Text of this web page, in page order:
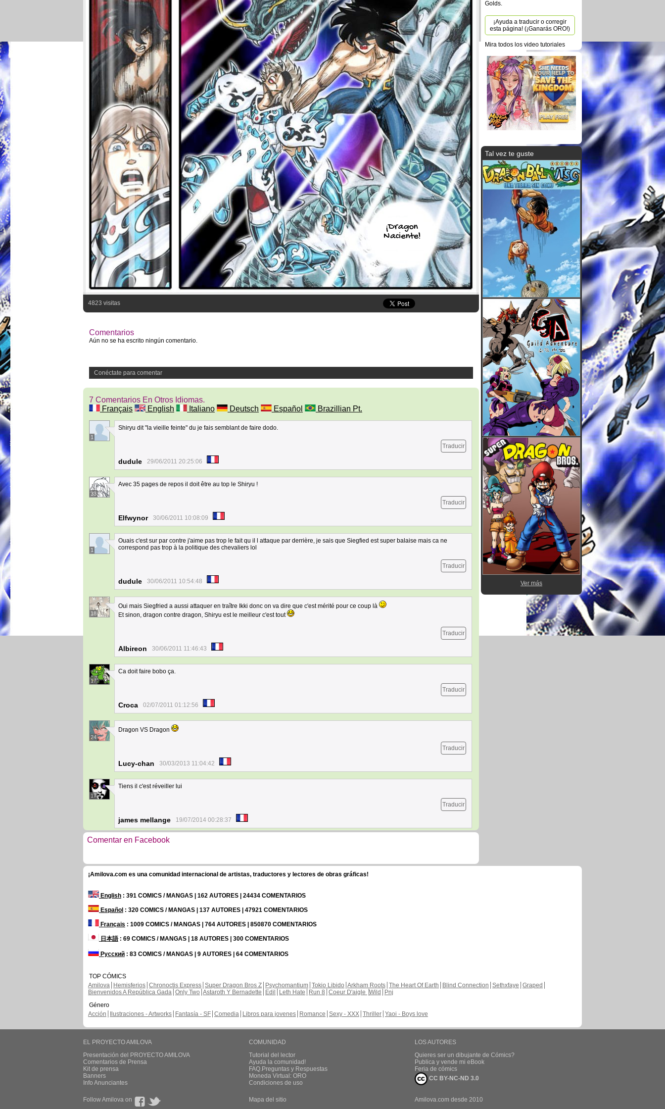
¡Dragon
Naciente!
4823 visitas
Comentarios
Aún no se ha escrito ningún comentario.
Conéctate para comentar
7 Comentarios En Otros Idiomas.
Français
English Italiano Deutsch Español Brazillian Pt.
1
Shiryu dit "la vieille feinte" du je fais semblant de faire dodo.
Traducir
dudule 29/06/2011 20:25:06
33
Avec 35 pages de repos il doit être au top le Shiryu !
Traducir
Elfwynor 30/06/2011 10:08:09
1
Ouais c'est sur par contre j'aime pas trop le fait qu il l attaque par derrière, je sais que Siegfied est super balaise mais ca ne
correspond pas trop à la politique des chevaliers lol
Traducir
dudule 30/06/2011 10:54:48
18
Oui mais Siegfried a aussi attaquer en traître Ikki donc on va dire que c'est mérité pour ce coup là
Et sinon, dragon contre dragon, Shiryu est le meilleur c'est tout
Traducir
Albireon 30/06/2011 11:46:43
17
Ca doit faire bobo ça.
Traducir
Croca 02/07/2011 01:12:56
24
Dragon VS Dragon
Traducir
Lucy-chan 30/03/2013 11:04:42
17
Tiens il c'est réveiller lui
Traducir
james mellange 19/07/2014 00:28:37
Comentar en Facebook
Golds.
¡Ayuda a traducir o corregir
esta página! (¡Ganarás ORO!)
Mira todos los video tutoriales
Tal vez te guste
Ver más
¡Amilova.com es una comunidad internacional de artistas, traductores y lectores de obras gráficas!
English : 391 COMICS / MANGAS | 162 AUTORES | 24434 COMENTARIOS
Español : 320 COMICS / MANGAS | 137 AUTORES | 47921 COMENTARIOS
Français : 1009 COMICS / MANGAS | 764 AUTORES | 850870 COMENTARIOS
日本語: 69 COMICS / MANGAS | 18 AUTORES | 300 COMENTARIOS
Русский : 83 COMICS / MANGAS | 9 AUTORES | 64 COMENTARIOS
TOP CÓMICS
Amilova
Hemisferios Chronoctis Express Super Dragon Bros Z Psychomantium Tokio Libido Arkham Roots The Heart Of Earth Blind Connection Sethxfaye Graped
Bienvenidos A República Gada Only Two Astaroth Y Bernadette Edil Leth Hate Run 8 Coeur D'aigle Wild
Pnj
Género
Acción
Ilustraciones - Artworks Fantasía - SF Comedia Libros para jovenes Romance Sexy - XXX Thriller Yaoi - Boys love
EL PROYECTO AMILOVA
Presentación del PROYECTO AMILOVA
Comentarios de Prensa
Kit de prensa
Banners
Info Anunciantes
COMUNIDAD
Tutorial del lector
Ayuda la comunidad!
FAQ.Preguntas y Respuestas
Moneda Virtual: ORO
Condiciones de uso
LOS AUTORES
Quieres ser un dibujante de Cómics?
Publica y vende mi eBook
Feria de cómics
CC BY-NC-ND 3.0
Follow Amilova on Mapa del sitio Amilova.com desde 2010